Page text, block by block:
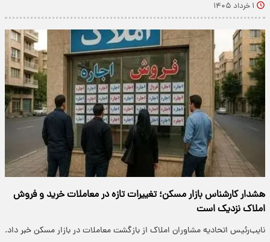
۱ خرداد ۱۴۰۵
هشدار کارشناس بازار مسکن؛ تغییرات تازه در معاملات خرید و فروش
املاک نزدیک است
نایب‌رئیس اتحادیه مشاوران املاک از بازگشت معاملات در بازار مسکن خبر داد.